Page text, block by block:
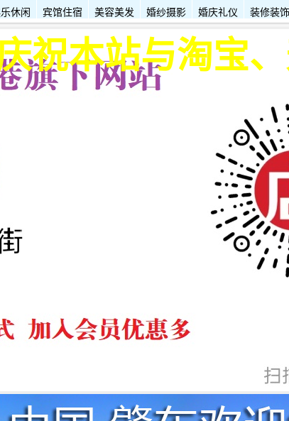
休闲 宾馆住宿 美容美发 婚纱摄影 婚庆礼仪 装修装饰
站与淘宝、天猫